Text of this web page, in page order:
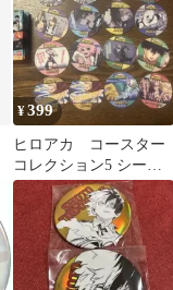
¥399
ヒロアカ コースター
コレクション5 シーク
レットあり